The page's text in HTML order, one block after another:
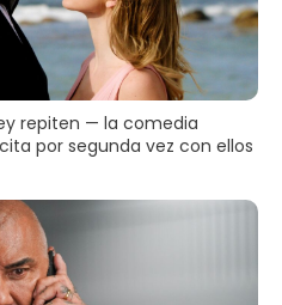
repiten — la comedia
por segunda vez con ellos